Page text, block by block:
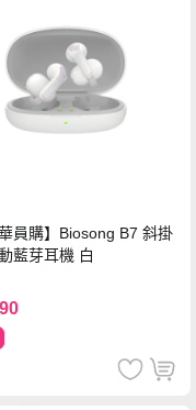
華員購】Biosong B7 斜掛
藍芽耳機 白